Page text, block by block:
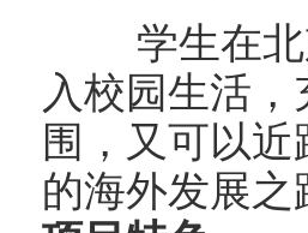
学生在北京
入校园生活
围，又可以
的海外发展之